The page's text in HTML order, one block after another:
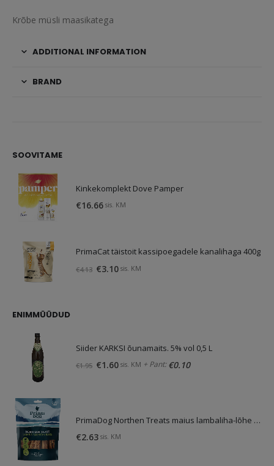
Krõbe müsli maasikatega
ADDITIONAL INFORMATION
BRAND
SOOVITAME
Kinkekomplekt Dove Pamper
€16.66 sis. KM
PrimaCat täistoit kassipoegadele kanalihaga 400g
€4.13 Original
€3.10Current
sis. KM
ENIMMÜÜDUD
Siider KARKSI õunamaits. 5% vol 0,5 L
€1.95 Original
€1.60Current
sis. KM + Pant:€0.10
PrimaDog Northen Treats maius lambaliha-lõhe 80g
€2.63 sis. KM